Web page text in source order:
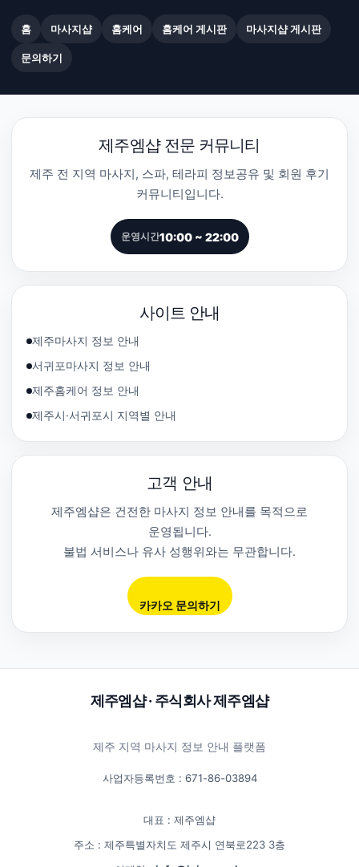
홈 마사지샵 홈케어 홈케어 게시판 마사지샵 게시판
문의하기
제주엠샵 전문 커뮤니티
제주 전 지역 마사지, 스파, 테라피 정보공유 및 회원 후기
커뮤니티입니다.
운영시간10:00 ~ 22:00
사이트 안내
제주마사지 정보 안내
서귀포마사지 정보 안내
제주홈케어 정보 안내
제주시·서귀포시 지역별 안내
고객 안내
제주엠샵은 건전한 마사지 정보 안내를 목적으로
운영됩니다.
불법 서비스나 유사 성행위와는 무관합니다.
카카오 문의하기
제주엠샵 · 주식회사 제주엠샵
제주 지역 마사지 정보 안내 플랫폼
사업자등록번호 : 671-86-03894
대표 : 제주엠샵
주소 : 제주특별자치도 제주시 연북로223 3층